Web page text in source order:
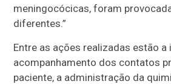
meningocócicas, foram
diferentes.”
Entre as ações realizadas estão
acompanhamento dos contatos
paciente, a administração da